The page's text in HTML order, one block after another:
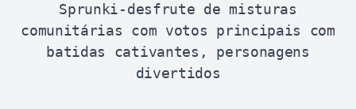
Sprunki-desfrute de misturas
comunitárias com votos principais com
batidas cativantes, personagens
divertidos